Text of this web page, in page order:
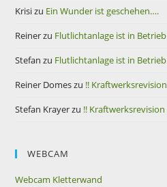
Krisizu Ein Wunder ist geschehen….
Reinerzu Flutlichtanlage ist in Betrieb
Stefan zu Flutlichtanlage ist in Betrieb
Reiner Domeszu !!
Stefan Krayerzu !!
WEBCAM
Webcam Kletterwand